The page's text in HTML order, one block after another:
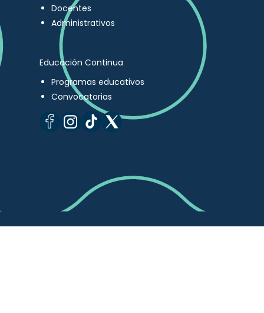
Docentes
Administrativos
Educación Continua
Programas educativos
Convocatorias